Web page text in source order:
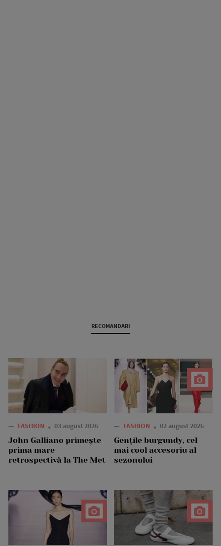
RECOMANDARI
— FASHION 03 august 2026
John Galliano primește
prima mare
retrospectivă la The Met
— FASHION 02 august 2026
Gențile burgundy, cel
mai cool accesoriu al
sezonului